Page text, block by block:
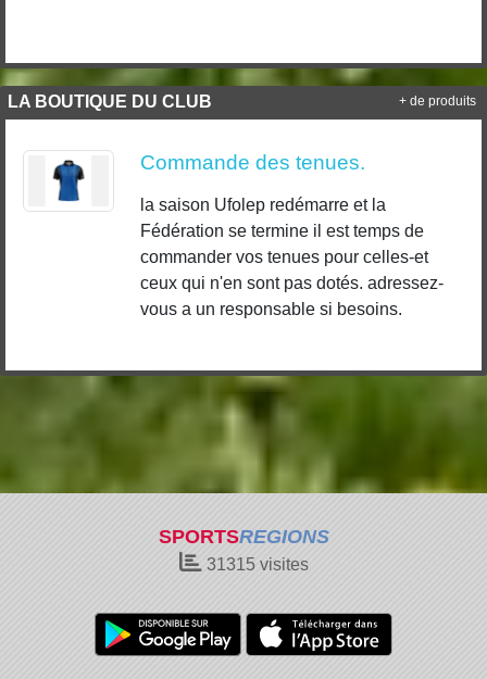
LA BOUTIQUE DU CLUB
Commande des tenues.
la saison Ufolep redémarre et la
Fédération se termine il est temps de
commander vos tenues pour celles-et
ceux qui n'en sont pas dotés. adressez-
vous a un responsable si besoins.
+ de produits
SPORTSREGIONS
31315visites